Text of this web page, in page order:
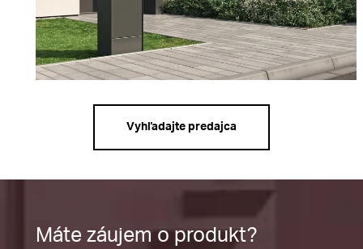
Vyhľadajte predajca
Máte záujem o produkt?